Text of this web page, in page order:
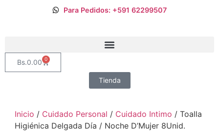
Para Pedidos: +591 62299507
Bs.0.00 0
Tienda
Inicio / Cuidado Personal / Cuidado Intimo / Toalla
Higiénica Delgada Día / Noche D’Mujer 8Unid.